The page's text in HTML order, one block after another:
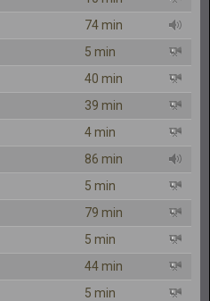
74 min
5 min
40 min
39 min
4 min
86 min
5 min
79 min
5 min
44 min
5 min